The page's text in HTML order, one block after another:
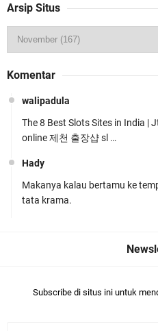
Curanmor Bersana BB
Polsek Gunungsari
Arsip Situs
Komentar
walipadula
The 8 Best Slots Sites in India |
online 제천 출장샵 sl …
Hady
Makanya kalau bertamu ke
tata krama.
Subscribe di situs ini untuk